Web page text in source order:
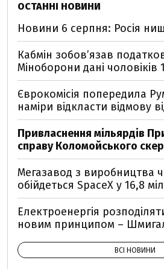
ОСТАННІ НОВИНИ
Новини 6 серпня: Росія
Кабмін зобовʼязав
Міноборони дані чоловіків
Єврокомісія попередила
наміри відкласти відмову
Привласнення мільярдів
справу Коломойського
Мегазавод з виробництва
обійдеться SpaceX у 16,8
Електроенергія
новим принципом –
ВСІ НОВИНИ